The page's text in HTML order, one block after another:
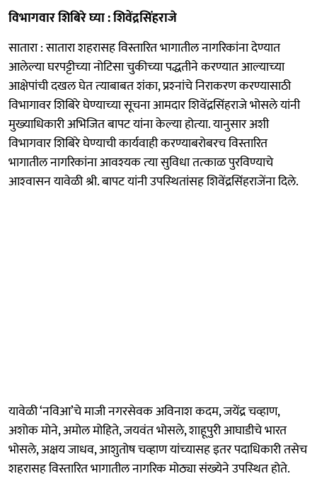
विभागवार शिबिरे घ्‍या : शिवेंद्रसिंहराजे
सातारा : सातारा शहरासह विस्तारित भागातील नागरिकांना देण्‍यात
आलेल्‍या घरपट्टीच्‍या नोटिसा चुकीच्‍या पद्धतीने करण्‍यात आल्‍याच्‍या
आक्षेपांची दखल घेत त्‍याबाबत शंका, प्रश्‍‍नांचे निराकरण करण्‍यासाठी
विभागावर शिबिरे घेण्‍याच्‍या सूचना आमदार शिवेंद्रसिंहराजे भोसले यांनी
मुख्‍याधिकारी अभिजित बापट यांना केल्‍या होत्‍या. यानुसार अशी
विभागवार शिबिरे घेण्‍याची कार्यवाही करण्‍याबरोबरच विस्तारित
भागातील नागरिकांना आवश्‍‍यक त्‍या सुविधा तत्‍काळ पुरविण्‍याचे
आश्‍वासन यावेळी श्री. बापट यांनी उपस्‍थितांसह शिवेंद्रसिंहराजेंना दिले.
यावेळी ‘नविआ’चे माजी नगरसेवक अविनाश कदम, जयेंद्र चव्‍हाण,
अशोक मोने, अमोल मोहिते, जयवंत भोसले, शाहूपुरी आघाडीचे भारत
भोसले, अक्षय जाधव, आशुतोष चव्‍हाण यांच्‍यासह इतर पदाधिकारी तसेच
शहरासह विस्तारित भागातील नागरिक मोठ्या संख्‍येने उपस्‍थित होते.